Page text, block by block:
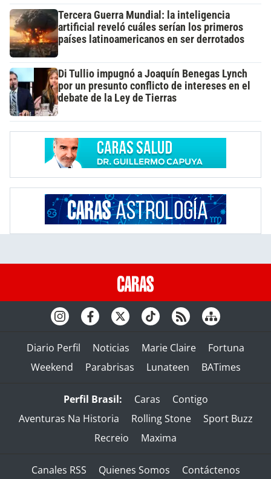
Tercera Guerra Mundial: la inteligencia
artificial reveló cuáles serían los primeros
países latinoamericanos en ser derrotados
Di Tullio impugnó a Joaquín Benegas Lynch
por un presunto conflicto de intereses en el
debate de la Ley de Tierras
Diario Perfil Noticias Marie Claire
Fortuna
Weekend
Parabrisas Lunateen BATimes
Perfil Brasil: Caras
Contigo
Aventuras Na Historia
Rolling Stone
Sport Buzz
Recreio
Maxima
Canales RSS Quienes Somos Contáctenos